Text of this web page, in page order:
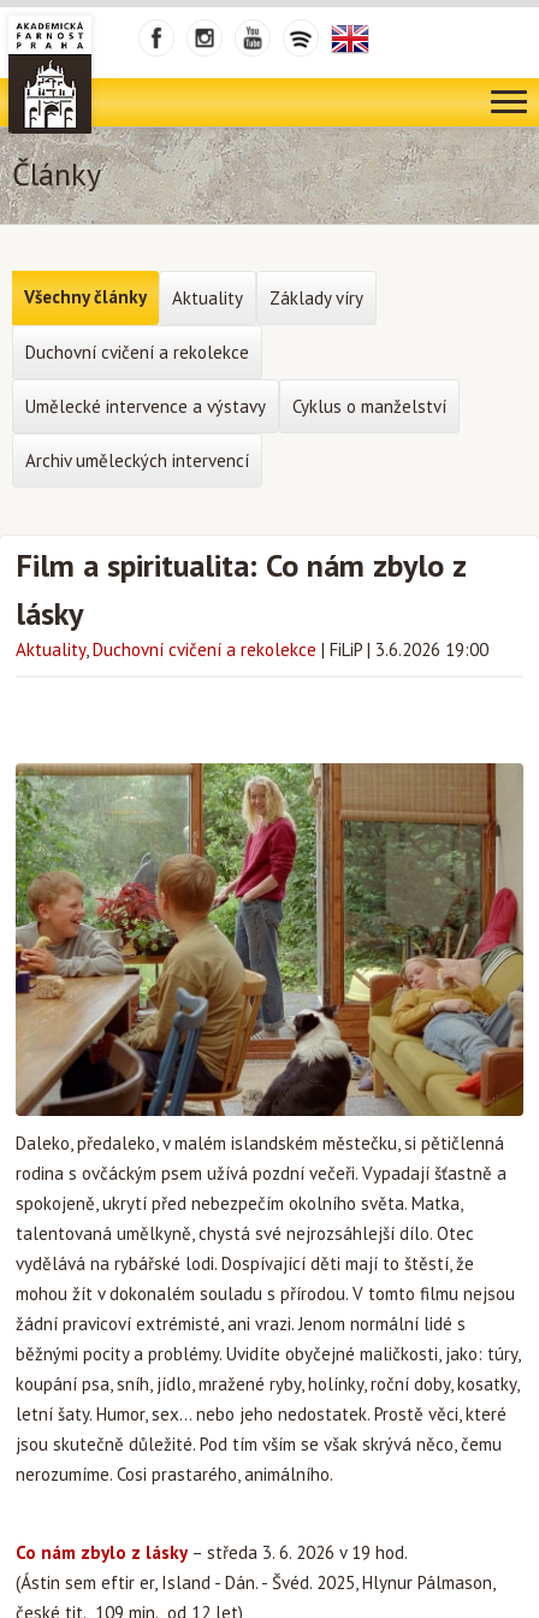
Články
Film a spiritualita: Co nám zbylo z
lásky
Aktuality,Duchovní cvičení a rekolekce | FiLiP | 3.6.2026 19:00
Daleko, předaleko, v malém islandském městečku, si pětičlenná
rodina s ovčáckým psem užívá pozdní večeři. Vypadají šťastně a
spokojeně, ukrytí před nebezpečím okolního světa. Matka,
talentovaná umělkyně, chystá své nejrozsáhlejší dílo. Otec
vydělává na rybářské lodi. Dospívající děti mají to štěstí, že
mohou žít v dokonalém souladu s přírodou. V tomto filmu nejsou
žádní pravicoví extrémisté, ani vrazi. Jenom normální lidé s
běžnými pocity a problémy. Uvidíte obyčejné maličkosti, jako: túry,
koupání psa, sníh, jídlo, mražené ryby, holínky, roční doby, kosatky,
letní šaty. Humor, sex... nebo jeho nedostatek. Prostě věci, které
jsou skutečně důležité. Pod tím vším se však skrývá něco, čemu
nerozumíme. Cosi prastarého, animálního.
Co nám zbylo z lásky – středa 3. 6. 2026 v 19 hod.
(Ástin sem eftir er, Island - Dán. - Švéd. 2025, Hlynur Pálmason,
české tit., 109 min., od 12 let)
Všechny články Aktuality Základy víry
Duchovní cvičení a rekolekce
Umělecké intervence a výstavy Cyklus o manželství
Archiv uměleckých intervencí